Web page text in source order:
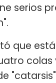
serios
que
colas